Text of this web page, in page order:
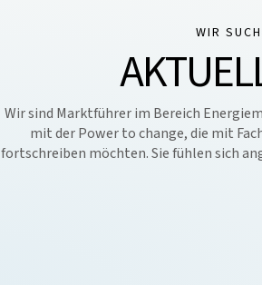
WIR
Wir sind Marktführer im Bereich
mit der Power to change, die mit
fortschreiben möchten. Sie fühlen sich